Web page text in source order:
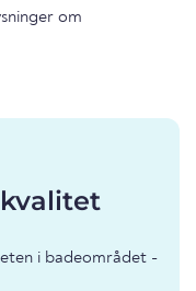
om
i badeområdet -